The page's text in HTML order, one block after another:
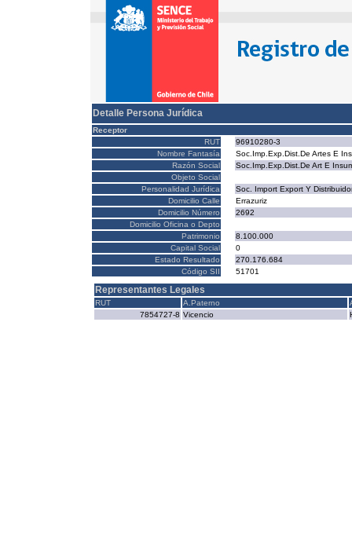
Detalle Persona Jurídica
Receptor
RUT
96910280-3
Nombre Fantasía
Soc.Imp.Exp.Dist.De Artes E
Razón Social
Soc.Imp.Exp.Dist.De Art E
Objeto Social
Personalidad Jurídica
Soc. Import Export Y
Domicilio Calle
Errazuriz
Domicilio Número
2692
Domicilio Oficina o Depto
Patrimonio
8.100.000
Capital Social
0
Estado Resultado
270.176.684
Código SII
51701
Representantes Legales
RUT A.Paterno
7854727-8 Vicencio